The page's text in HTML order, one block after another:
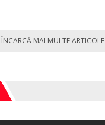
ÎNCARCĂ MAI MULTE ARTICOLE